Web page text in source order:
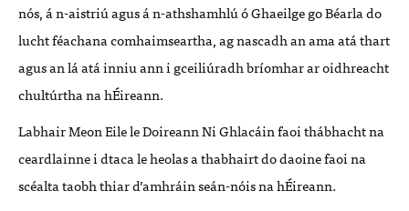
nós, á n-aistriú agus á n-athshamhlú ó Ghaeilge go Béarla do
lucht féachana comhaimseartha, ag nascadh an ama atá thart
agus an lá atá inniu ann i gceiliúradh bríomhar ar oidhreacht
chultúrtha na hÉireann.
Labhair Meon Eile le Doireann Ni Ghlacáin faoi thábhacht na
ceardlainne i dtaca le heolas a thabhairt do daoine faoi na
scéalta taobh thiar d’amhráin seán-nóis na hÉireann.